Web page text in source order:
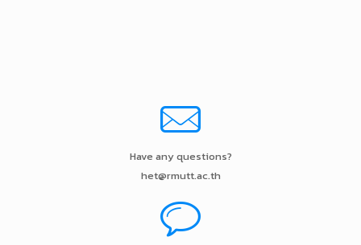
Have any questions?
het@rmutt.ac.th